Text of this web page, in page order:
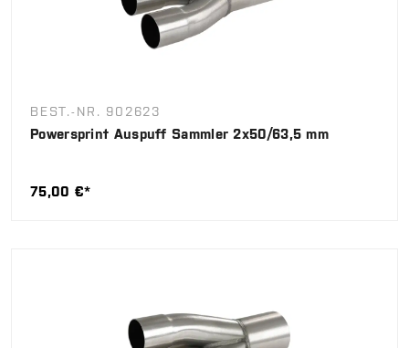
BEST.-NR. 902623
Powersprint Auspuff Sammler 2x50/63,5 mm
75,00 €*